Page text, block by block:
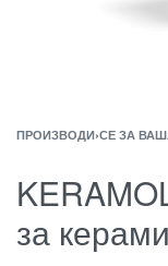
ПРОИЗВОДИ›СЕ ЗА
за